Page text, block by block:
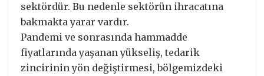
sektördür. Bu nedenle sektörün ihracatına
bakmakta yarar vardır.
Pandemi ve sonrasında hammadde
fiyatlarında yaşanan yükseliş, tedarik
zincirinin yön değiştirmesi, bölgemizdeki